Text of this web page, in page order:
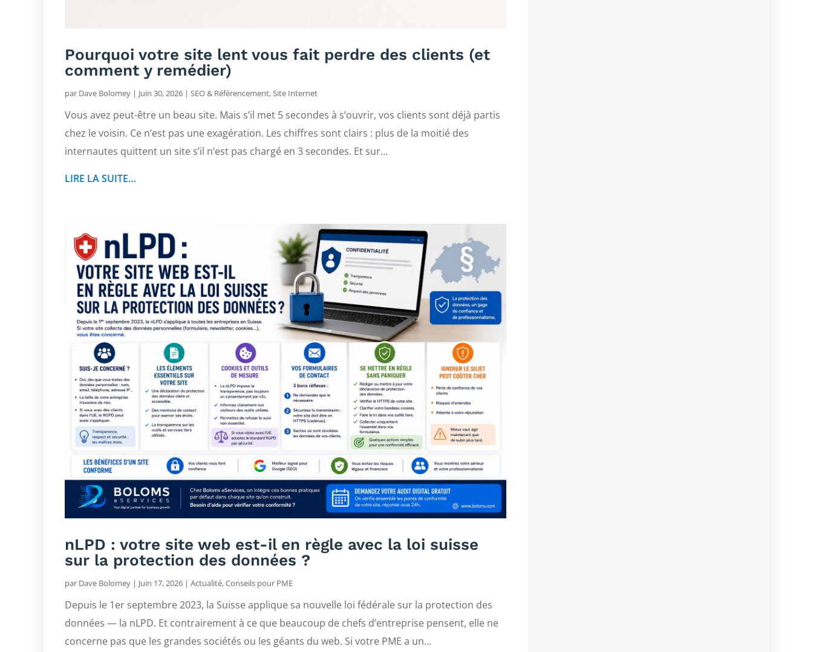
Pourquoi votre site lent vous fait perdre des clients (et
comment y remédier)
par Dave Bolomey | Juin 30, 2026 | SEO & Référencement,Site Internet
Vous avez peut-être un beau site. Mais s’il met 5 secondes à s’ouvrir, vos clients sont déjà partis
chez le voisin. Ce n’est pas une exagération. Les chiffres sont clairs : plus de la moitié des
internautes quittent un site s’il n’est pas chargé en 3 secondes. Et sur…
LIRE LA SUITE…
nLPD : votre site web est-il en règle avec la loi suisse
sur la protection des données ?
par Dave Bolomey | Juin 17, 2026 | Actualité,Conseils pour PME
Depuis le 1er septembre 2023, la Suisse applique sa nouvelle loi fédérale sur la protection des
données — la nLPD. Et contrairement à ce que beaucoup de chefs d’entreprise pensent, elle ne
concerne pas que les grandes sociétés ou les géants du web. Si votre PME a un…